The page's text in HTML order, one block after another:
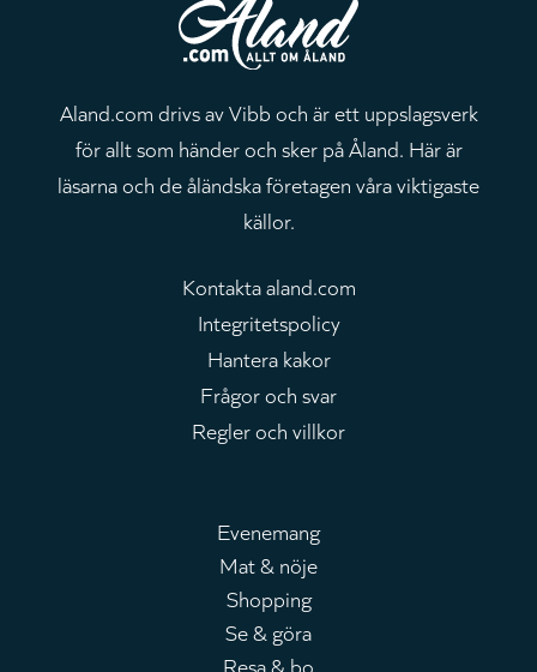
Aland.com drivs av Vibb och är ett uppslagsverk
för allt som händer och sker på Åland. Här är
läsarna och de åländska företagen våra viktigaste
källor.
Kontakta aland.com
Integritetspolicy
Hantera kakor
Frågor och svar
Regler och villkor
Huvudmeny
Evenemang
Mat & nöje
Shopping
Se & göra
Resa & bo